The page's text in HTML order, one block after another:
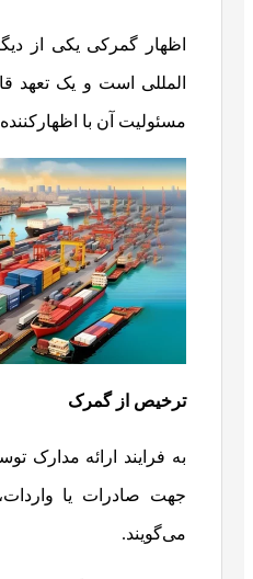
اظهار گمرکی یکی از
المللی است و یک تعهد
مسئولیت آن با
ترخیص از گمرک
به فرایند ارائه مدارک
جهت صادرات یا
می‌گویند.